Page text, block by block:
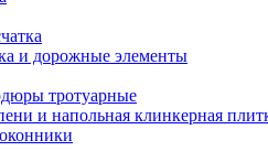
и дорожные элементы
тротуарные
и напольная клинкерная